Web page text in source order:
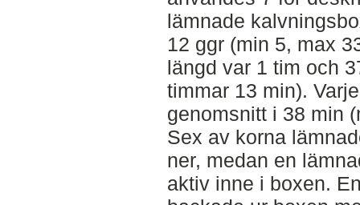
lämnade
12 ggr (min 5, max
längd var 1 tim och
timmar 13 min).
genomsnitt i 38 min
Sex av korna
ner, medan en
aktiv inne i boxen.